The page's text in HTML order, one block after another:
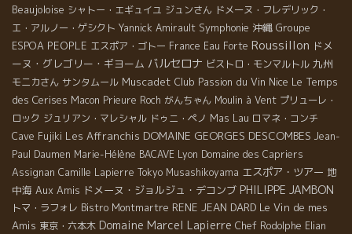
Beaujoloise シャトー・エギュイユ ジュンさん ドメーヌ・フレデリック・
エ・アルノー・ゲシクト Yannick Amirault Symphonie 沖縄 Groupe
ESPOA PEOPLE エスポア・ゴトー France Eau Forte Roussillon ドメ
ーヌ・グレゴリー・ギヨーム バルセロナ ビストロ・モンマルトル 九州
モニカさん サンタムール Muscadet Club Passion du Vin Nice Le Temps
des Cerises Macon Prieure Roch がんちゃん Moulin à Vent プリューレ・
ロック ジュリアン・マレシャル ドゥニ・ペノ Mas Lau ロマネ・コンチ
Cave Fujiki Les Affranchis DOMAINE GEORGES DESCOMBES Jean-
Paul Daumen Marie-Hélène BACAVE Lyon Domaine des Capriers
Assignan Camille Lapierre Tokyo Musashikoyama エスポア・ツアー 地
中海 Aux Amis ドメーヌ・ジョルジュ・デコンブ PHILIPPE JAMBON
トマ・ラフォレ Bistro Montmartre RENE JEAN DARD Le Vin de mes
Amis 東京・六本木 Domaine Marcel Lapierre Chef Rodolphe Elian